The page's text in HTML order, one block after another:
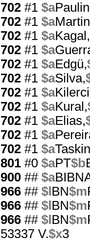
702 #1 $a
702 #1 $a
702 #1 $aKagal,
702 #1 $a
702 #1 $aEdgü,
702 #1 $aSilva,
702 #1 $a
702 #1 $aKural,
702 #1 $aElias,
702 #1 $a
702 #1 $a
801 #0 $aPT$b
900 ## $a
966 ## $l BN$m
966 ## $l BN$m
966 ## $l BN$m
53337 V.$x3